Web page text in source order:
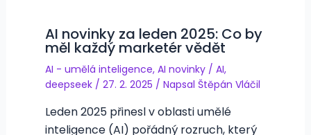
AI novinky za leden 2025: Co by
měl každý marketér vědět
AI - umělá inteligence, AI novinky/ AI,
deepseek/ 27. 2. 2025 / Napsal Štěpán Vláčil
Leden 2025 přinesl v oblasti umělé
inteligence (AI) pořádný rozruch, který